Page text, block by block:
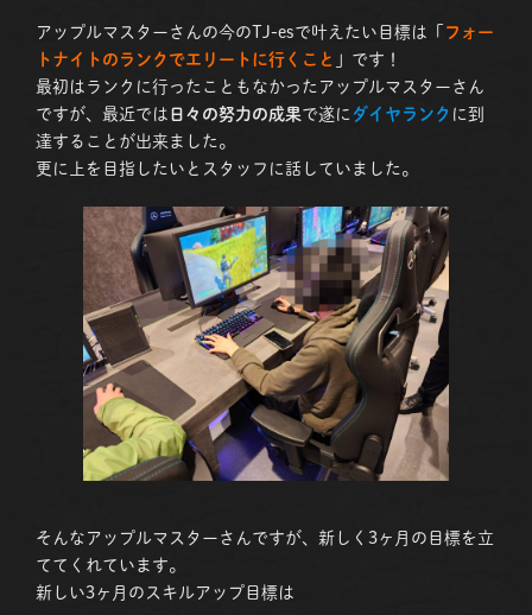
アップルマスターさんの今のTJ-esで叶えたい目標は「
フォー
トナイトのランクでエリートに行くこと 」です！
最初はランクに行ったこともなかったアップルマスターさん
ですが、最近では 日々の努力の成果で遂に ダイヤランク に到
達することが出来ました。
更に上を目指したいとスタッフに話していました。
そんなアップルマスターさんですが、新しく3ヶ月の目標を立
ててくれています。
新しい3ヶ月のスキルアップ目標は